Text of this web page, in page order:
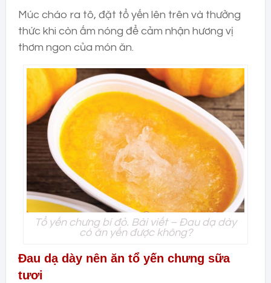
Múc cháo ra tô, đặt tổ yến lên trên và thưởng
thức khi còn ấm nóng để cảm nhận hương vị
thơm ngon của món ăn.
Tổ yến chưng bí đỏ. Bài viết – Đau dạ dày
có ăn yến được không?
Đau dạ dày nên ăn tổ yến chưng sữa
tươi